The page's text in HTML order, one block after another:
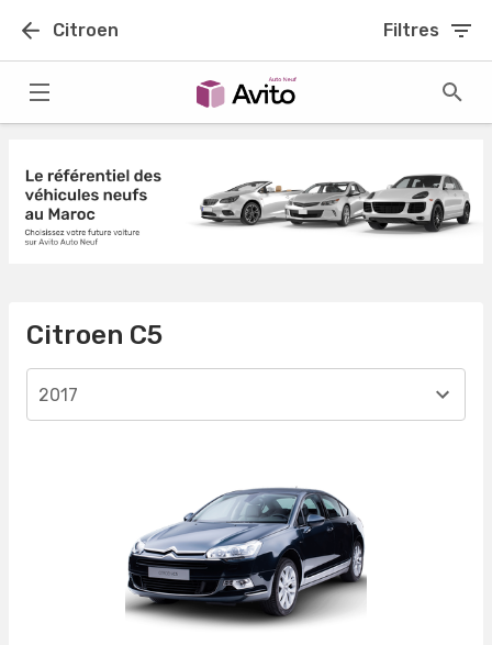
Citroen Filtres
Citroen C5
2017